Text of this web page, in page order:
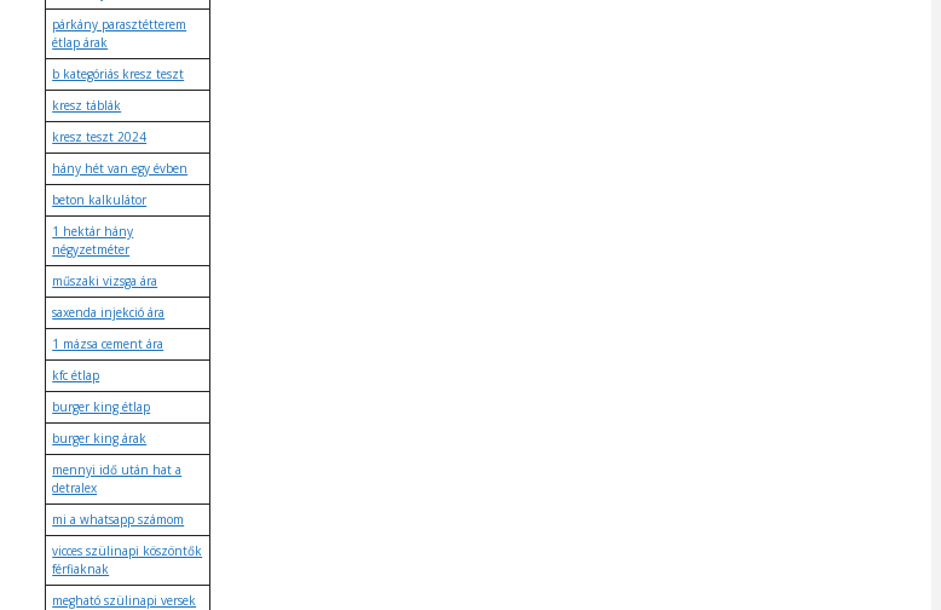
párkány parasztétterem
étlap árak
b kategóriás kresz teszt
kresz táblák
kresz teszt 2024
hány hét van egy évben
beton kalkulátor
1 hektár hány
négyzetméter
műszaki vizsga ára
saxenda injekció ára
1 mázsa cement ára
kfc étlap
burger king étlap
burger king árak
mennyi idő után hat a
detralex
mi a whatsapp számom
vicces szülinapi köszöntők
férfiaknak
megható szülinapi versek